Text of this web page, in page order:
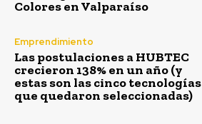
Colores en Valparaíso
Emprendimiento
Las postulaciones a HUBTEC
crecieron 138% en un año (y
estas son las cinco tecnologías
que quedaron seleccionadas)